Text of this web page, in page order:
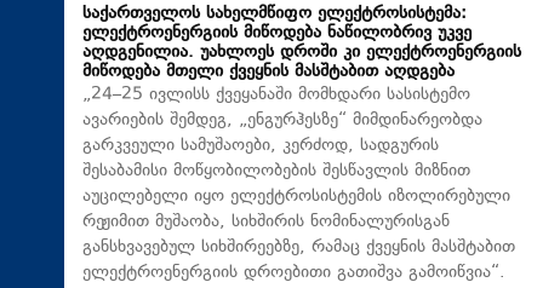
საქართველოს სახელმწიფო ელექტროსისტემა:
ელექტროენერგიის მიწოდება ნაწილობრივ უკვე
აღდგენილია. უახლოეს დროში კი ელექტროენერგიის
მიწოდება მთელი ქვეყნის მასშტაბით აღდგება
„24–25 ივლისს ქვეყანაში მომხდარი სასისტემო
ავარიების შემდეგ, „ენგურჰესზე“ მიმდინარეობდა
გარკვეული სამუშაოები, კერძოდ, სადგურის
შესაბამისი მოწყობილობების შესწავლის მიზნით
აუცილებელი იყო ელექტროსისტემის იზოლირებული
რეჟიმით მუშაობა, სიხშირის ნომინალურისგან
განსხვავებულ სიხშირეებზე, რამაც ქვეყნის მასშტაბით
ელექტროენერგიის დროებითი გათიშვა გამოიწვია“.